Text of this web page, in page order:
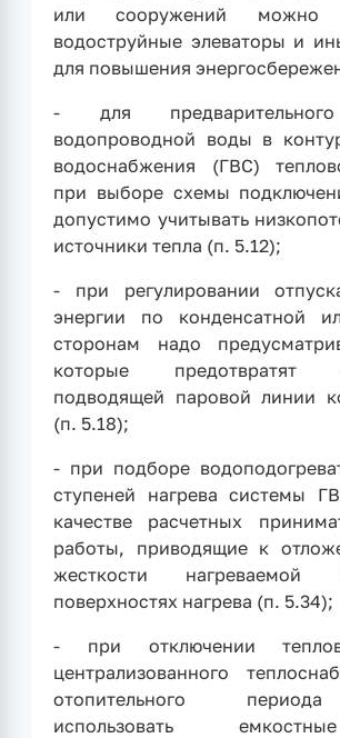
или сооружений можно
водоструйные элеваторы и
для повышения
- для
водопроводной воды в
водоснабжения (ГВС)
при выборе схемы
допустимо учитывать
источники тепла (п. 5.12);
- при регулировании
энергии по конденсатной
сторонам надо
которые предотвратят
подводящей паровой линии
(п. 5.18);
- при подборе
ступеней нагрева системы
качестве расчетных
работы, приводящие к
жесткости
поверхностях нагрева (п. 5.34);
- при отключении
централизованного
отопительного
использовать